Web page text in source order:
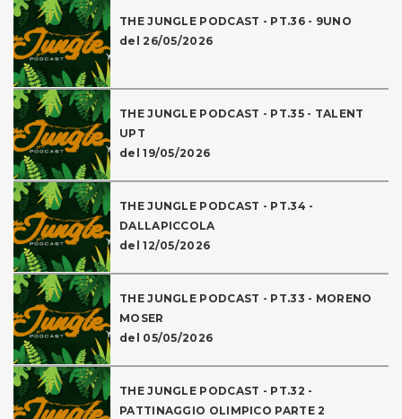
THE JUNGLE PODCAST - PT.36 - 9UNO
del 26/05/2026
THE JUNGLE PODCAST - PT.35 - TALENT
UPT
del 19/05/2026
THE JUNGLE PODCAST - PT.34 -
DALLAPICCOLA
del 12/05/2026
THE JUNGLE PODCAST - PT.33 - MORENO
MOSER
del 05/05/2026
THE JUNGLE PODCAST - PT.32 -
PATTINAGGIO OLIMPICO PARTE 2